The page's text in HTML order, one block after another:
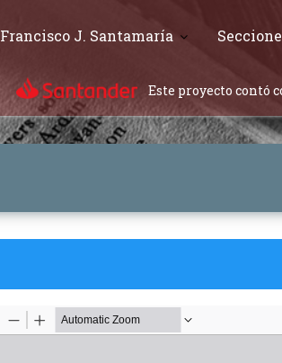
Francisco J. Santamaría
Este proyecto contó